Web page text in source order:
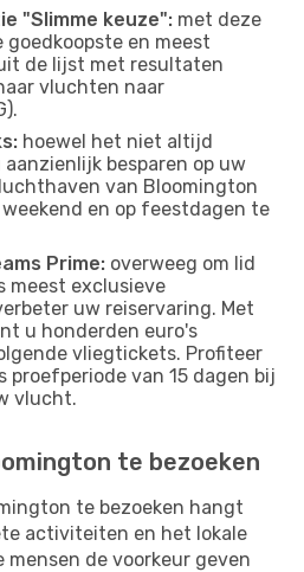
"Slimme keuze": met deze
en meest
de lijst met resultaten
vluchten naar
hoewel het niet altijd
besparen op uw
van Bloomington
en op feestdagen te
Prime: overweeg om lid
meest exclusieve
uw reiservaring. Met
u honderden euro's
vliegtickets. Profiteer
proefperiode van 15 dagen bij
vlucht.
te bezoeken
te bezoeken hangt
activiteiten en het lokale
mensen de voorkeur geven